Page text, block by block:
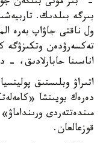
بىرگە بىلدىك.
ول ناقتى جاۋاپ بەرە
تەكسەرۋدەن وتكىزۋگە
اناسىنا حابارلادىق، -
اتىراۋ وبلىستىق
دەرەك بويىنشا
مىندەتتەردى
قوزعالعان.